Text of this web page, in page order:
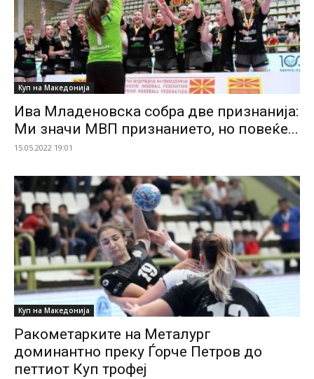
Куп на Македонија
Ива Младеновска собра две признанија:
Ми значи МВП признанието, но повеќе...
15.05.2022 19:01
Куп на Македонија
Ракометарките на Металург
доминантно преку Ѓорче Петров до
петтиот Куп трофеј